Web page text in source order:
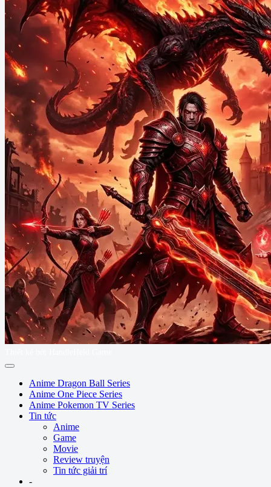
Anime Dragon Ball Series
Anime One Piece Series
Anime Pokemon TV Series
Tin tức
Anime
Game
Movie
Review truyện
Tin tức giải trí
-